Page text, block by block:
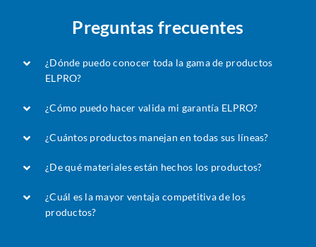
Preguntas frecuentes
¿Dónde puedo conocer toda la gama de productos
ELPRO?
¿Cómo puedo hacer valida mi garantía ELPRO?
¿Cuántos productos manejan en todas sus líneas?
¿De qué materiales están hechos los productos?
¿Cuál es la mayor ventaja competitiva de los
productos?